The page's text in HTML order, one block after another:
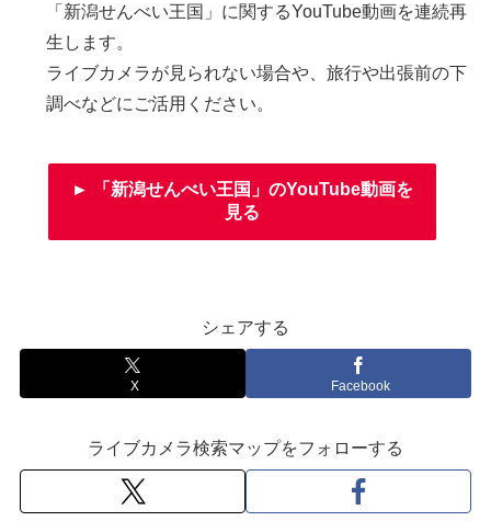
「新潟せんべい王国」に関するYouTube動画を連続再
生します。
ライブカメラが見られない場合や、旅行や出張前の下
調べなどにご活用ください。
► 「新潟せんべい王国」のYouTube動画を
見る
シェアする
X Facebook
ライブカメラ検索マップをフォローする